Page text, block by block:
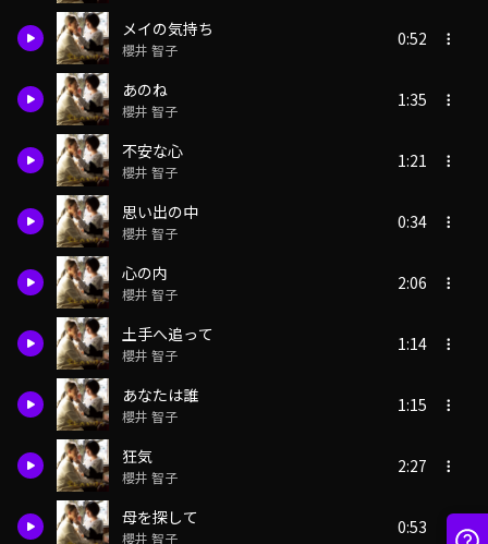
メイの気持ち
櫻井 智子
0:52
あのね
櫻井 智子
1:35
不安な心
櫻井 智子
1:21
思い出の中
櫻井 智子
0:34
心の内
櫻井 智子
2:06
土手へ追って
櫻井 智子
1:14
あなたは誰
櫻井 智子
1:15
狂気
櫻井 智子
2:27
母を探して
櫻井 智子
0:53